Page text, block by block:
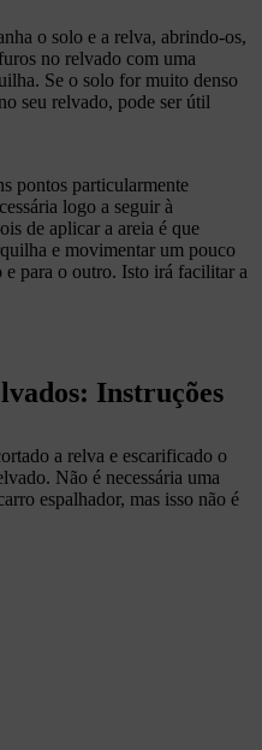
o solo e a relva, abrindo-os,
no relvado com uma
Se o solo for muito denso
seu relvado, pode ser útil
pontos particularmente
logo a seguir à
de aplicar a areia é que
e movimentar um pouco
para o outro. Isto irá facilitar a
Instruções
a relva e escarificado o
Não é necessária uma
espalhador, mas isso não é